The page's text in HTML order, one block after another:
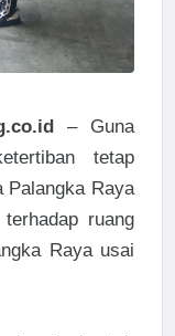
– Guna
tetap
Palangka Raya
ruang
Raya usai